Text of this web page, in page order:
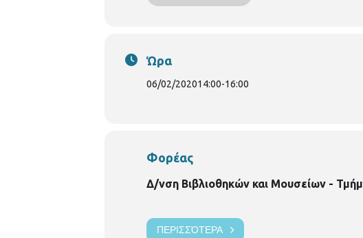
Διάρκεια Σεμιναρίου:8 εβδομαδιαίες
Ώρα
06/02/202014:00-16:00
Φορέας
Δ/νση Βιβλιοθηκών και Μουσείων -
ΠΕΡΙΣΣΌΤΕΡΑ